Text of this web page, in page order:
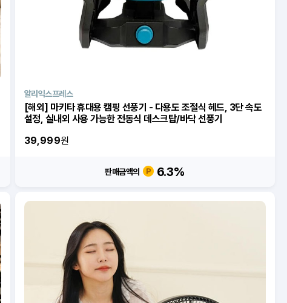
알리익스프레스
[해외] 마키타 휴대용 캠핑 선풍기 - 다용도 조절식 헤드, 3단 속도
설정, 실내외 사용 가능한 전동식 데스크탑/바닥 선풍기
39,999원
판매금액의 6.3%